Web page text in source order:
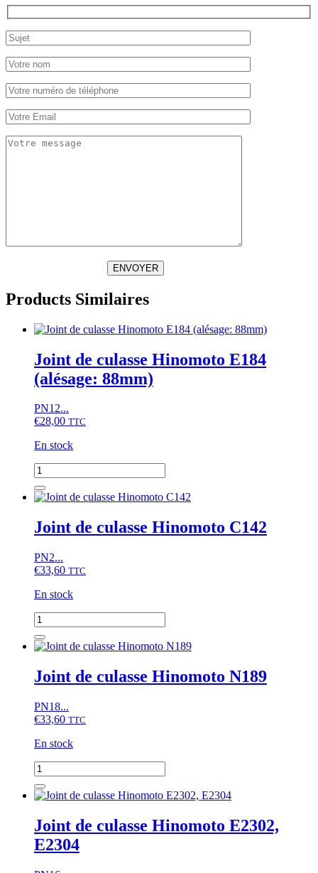
ENVOYER
Products Similaires
Joint de culasse Hinomoto E184
(alésage: 88mm)
PN12...
€28,00 TTC
En stock
quantité
de
Joint
culasse
Hinomoto
(alésage:
88mm)
Joint de culasse Hinomoto C142
PN2...
€33,60 TTC
En stock
quantité
de
Joint
culasse
Hinomoto
Joint de culasse Hinomoto N189
PN18...
€33,60 TTC
En stock
quantité
de
Joint
culasse
Hinomoto
N189
Joint de culasse Hinomoto E2302,
E2304